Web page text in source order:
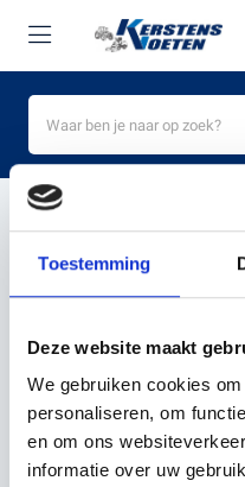
Toestemming
Deze website maakt
We gebruiken cookies
personaliseren, om
en om ons
informatie over uw
INTERMAC
Filter